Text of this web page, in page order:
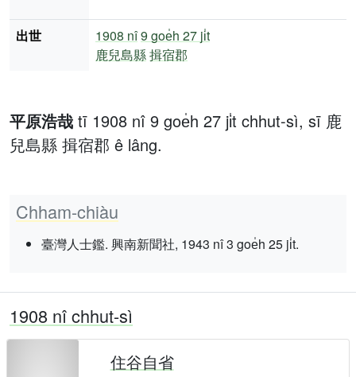
平原浩哉 tī 1908 nî 9 goe̍h 27 ji̍t chhut-sì, sī 鹿
兒島縣 揖宿郡 ê lâng.
Chham-chiàu
臺灣人士鑑. 興南新聞社, 1943 nî 3 goe̍h 25 ji̍t.
出世 1908 nî9 goe̍h 27 ji̍t
鹿兒島縣揖宿郡
1908 nî chhut-sì
住谷自省